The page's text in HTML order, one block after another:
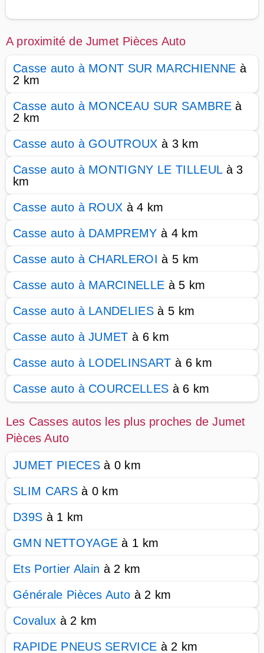
A proximité de Jumet Pièces Auto
Casse auto à MONT SUR MARCHIENNE à
2 km
Casse auto à MONCEAU SUR SAMBREà
2 km
Casse auto à GOUTROUX à 3 km
Casse auto à MONTIGNY LE TILLEULà 3
km
Casse auto à ROUX à 4 km
Casse auto à DAMPREMY à 4 km
Casse auto à CHARLEROI à 5 km
Casse auto à MARCINELLE à 5 km
Casse auto à LANDELIES à 5 km
Casse auto à JUMET à 6 km
Casse auto à LODELINSART à 6 km
Casse auto à COURCELLES à 6 km
Les Casses autos les plus proches de Jumet
Pièces Auto
JUMET PIECESà 0 km
SLIM CARSà 0 km
D39S à 1 km
GMN NETTOYAGE à 1 km
Ets Portier Alain à 2 km
Générale Pièces Auto à 2 km
Covalux à 2 km
RAPIDE PNEUS SERVICE à 2 km